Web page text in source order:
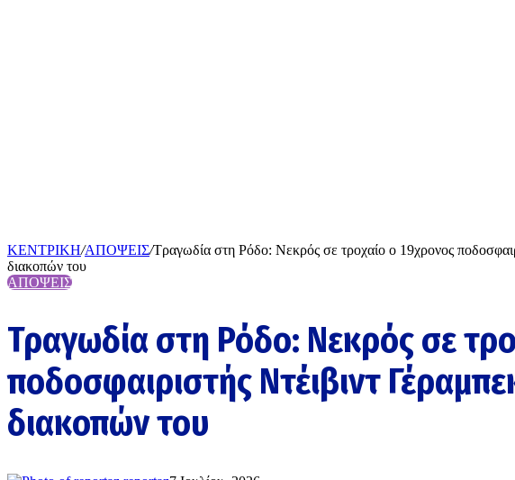
ΚΕΝΤΡΙΚΗ/ΑΠΟΨΕΙΣ/Τραγωδία στη Ρόδο: Νεκρός σε τροχαίο ο 19χρονος
διακοπών του
ΑΠΟΨΕΙΣ
Τραγωδία στη Ρόδο: Νεκρός σε
ποδοσφαιριστής Ντέιβιντ
διακοπών του